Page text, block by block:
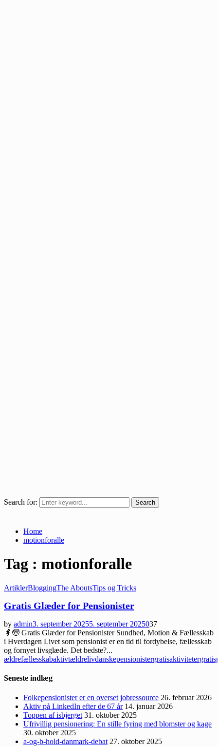
Search for: Search
Home
motionforalle
Tag : motionforalle
ArtiklerBloggingThe AboutsTips og Tricks
Gratis Glæder for Pensionister
by admin3. september 20255. september 2025037
👵🧓 Gratis Glæder for Pensionister Sundhed, Motion & Fællesskab
i Hverdagen Livet som pensionist er en tid til fordybelse, fællesskab
og fornyet livsglæde. Det bedste?...
ældrefællesskabaktivtældrelivdanskepensionistergratisaktiviteter
Seneste indlæg
Folkepensionister er en overset jobressource 26. februar 2026
Aktiv på LinkedIn efter de 67 år 14. januar 2026
Toppen af isbjerget 31. oktober 2025
Ufrivillig pensionering: En stille fyring med blomster og kage
30. oktober 2025
a-og-b-hold-danmark-debat 27. oktober 2025